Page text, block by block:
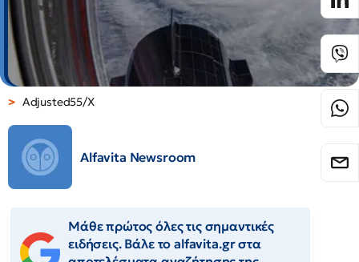
Adjusted55/X
Alfavita Newsroom
Μάθε πρώτος όλες τις σημαντικές
ειδήσεις. Βάλε το alfavita.gr στα